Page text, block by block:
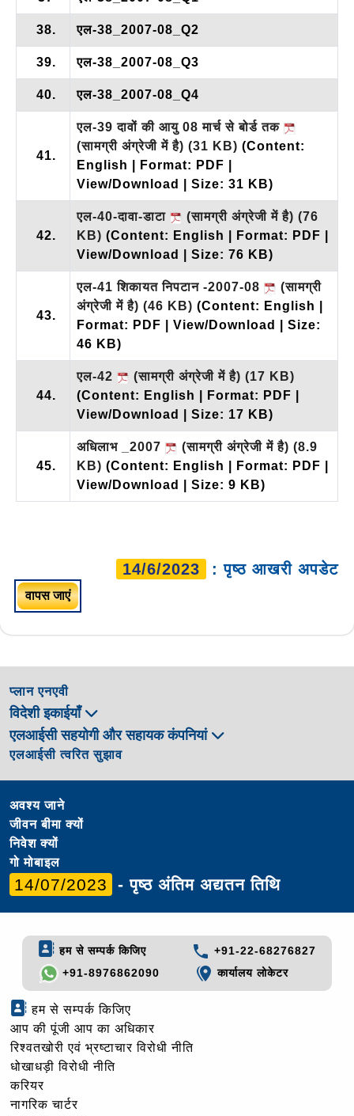
38. एल-38_2007-08_Q2
39. एल-38_2007-08_Q3
40. एल-38_2007-08_Q4
41.
एल-39 दावों की आयु 08 मार्च से बोर्ड तक
(सामग्री अंग्रेजी में है) (31 KB) (Content:
English | Format: PDF |
View/Download | Size: 31 KB)
42.
एल-40-दावा-डाटा (सामग्री अंग्रेजी में है) (76
KB) (Content: English | Format: PDF |
View/Download | Size: 76 KB)
43.
एल-41 शिकायत निपटान -2007-08
(सामग्री
अंग्रेजी में है) (46 KB) (Content: English |
Format: PDF | View/Download | Size:
46 KB)
44.
एल-42 (सामग्री अंग्रेजी में है) (17 KB)
(Content: English | Format: PDF |
View/Download | Size: 17 KB)
45.
अधिलाभ _2007 (सामग्री अंग्रेजी में है) (8.9
KB) (Content: English | Format: PDF |
View/Download | Size: 9 KB)
14/6/2023 : पृष्ठ आखरी अपडेट
वापस जाएं
प्लान एनएवी
विदेशी इकाईयाँ
एलआईसी सहयोगी और सहायक कंपनियां
एलआईसी त्वरित सुझाव
अवश्य जाने
जीवन बीमा क्यों
निवेश क्यों
गो मोबाइल
14/07/2023 - पृष्ठ अंतिम अद्यतन तिथि
हम से सम्पर्क किजिए
+91-22-68276827
+91-8976862090
कार्यालय लोकेटर
हम से सम्पर्क किजिए
आप की पूंजी आप का अधिकार
रिश्वतखोरी एवं भ्रष्टाचार विरोधी नीति
धोखाधड़ी विरोधी नीति
करियर
नागरिक चार्टर